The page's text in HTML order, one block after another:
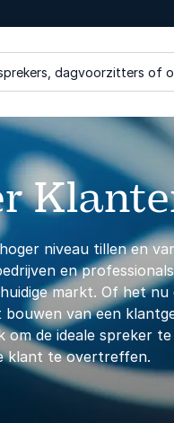
dagvoorzitters of
niveau tillen en
en
markt. Of het
van een
om de ideale spreker
klant te overtreffen.